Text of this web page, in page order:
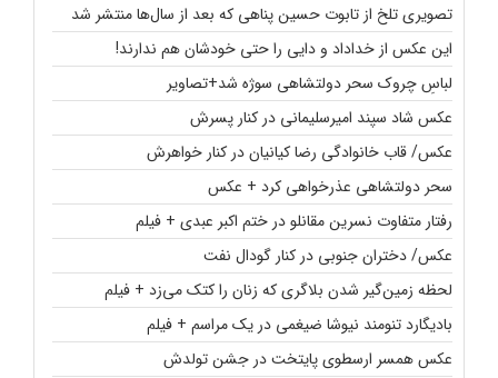
تصویری تلخ از تابوت حسین پناهی که بعد از سال‌ها منتشر شد
این عکس از خداداد و دایی را حتی خودشان هم ندارند!
لباسِ چروک سحر دولتشاهی سوژه شد+تصاویر
عکس شاد سپند امیرسلیمانی در کنار پسرش
عکس/ قاب خانوادگی رضا کیانیان در کنار خواهرش
سحر دولتشاهی عذرخواهی کرد + عکس
رفتار متفاوت نسرین مقانلو در ختم اکبر عبدی + فیلم
عکس/ دختران جنوبی در کنار گودال نفت
لحظه زمین‌گیر شدن بلاگری که زنان را کتک می‌زد + فیلم
بادیگارد تنومند نیوشا ضیغمی در یک مراسم + فیلم
عکس همسر ارسطوی پایتخت در جشن تولدش